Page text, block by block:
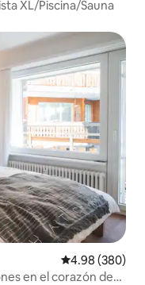
XL/Piscina/Sauna
Calificación
4.98 (380)
en el corazón de